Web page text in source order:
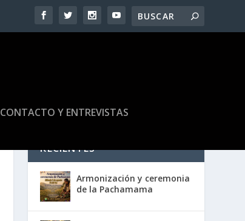
CONTACTO Y ENTREVISTAS
RECIENTES
Armonización y ceremonia
de la Pachamama